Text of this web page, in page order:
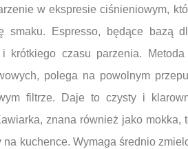
w ekspresie ciśnieniowym,
smaku. Espresso, będące bazą
krótkiego czasu parzenia.
polega na powolnym
filtrze. Daje to czysty i
znana również jako mokka,
kuchence. Wymaga średnio